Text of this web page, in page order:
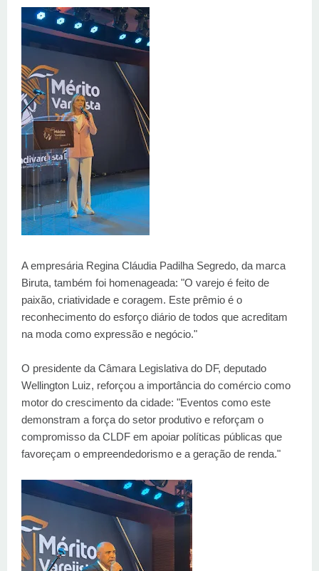
A empresária Regina Cláudia Padilha Segredo, da marca
Biruta, também foi homenageada: "O varejo é feito de
paixão, criatividade e coragem. Este prêmio é o
reconhecimento do esforço diário de todos que acreditam
na moda como expressão e negócio."
O presidente da Câmara Legislativa do DF, deputado
Wellington Luiz, reforçou a importância do comércio como
motor do crescimento da cidade: "Eventos como este
demonstram a força do setor produtivo e reforçam o
compromisso da CLDF em apoiar políticas públicas que
favoreçam o empreendedorismo e a geração de renda."